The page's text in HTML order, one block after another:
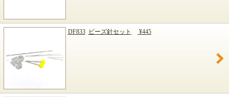
DF833 ビーズ針セット ¥445